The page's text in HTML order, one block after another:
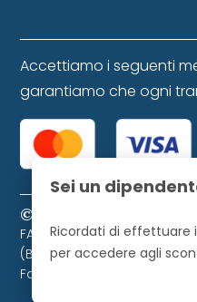
Accettiamo i seguenti
garantiamo che ogni
© 2024 Farmacia Favretti
FARMACIA FAVRETTI S.R.L.
(BL). Farmacista direttore
Farmacisti di Belluno,
Sei un
Ricordati di effettuare
per accedere agli